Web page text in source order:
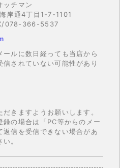
ッチマン
岸通4丁目1-7-1101
078-366-5537
ルに数日経っても当店から
されていない可能性があり
きますようお願いします。
の場合は「PC等からのメー
信を受信できない場合があ
。